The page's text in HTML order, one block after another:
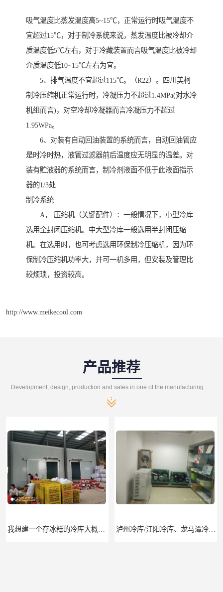
吸气温度比蒸发温度高5~15℃，正常运行时吸气温度不
宜超过15℃，对于制冷系统来说，蒸发温度比被冷却介
质温度低5℃左右，对于冷藏装置而言吸气温度比被冷却
介质温度低10~15℃左右为宜。
5、排气温度不宜超过115℃。（R22）。四川美柯
制冷压缩机正常运行时，冷凝压力不超过1.4MPa(对水冷
机组而言)，对空冷却冷凝器而言冷凝压力不超过
1.95WPa。
6、对装有自动回油装置的系统而言，自动回油管应
是时冷时热，液管过滤器前后温度应无明显的温差。对
装有贮液器的系统而言，制冷剂液面不低于此液面指示
器的1/3处
制冷系统
A， 压缩机（关键配件）：一般情况下，小型冷库
选用全封闭压缩机。中大型冷库一般选用半封闭压缩
机。在选用时，也可考虑选用环保制冷压缩机，因为环
保制冷压缩机功率大，并可一机多用，但安装及管理比
较烦琐，投资较高。
http://www.meikecool.com
产品推荐